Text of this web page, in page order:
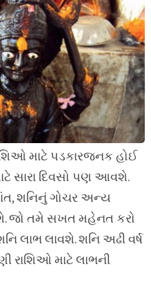
માટે પડકારજનક હોઈ
સારા દિવસો પણ આવશે.
શનિનું ગોચર અન્ય
જો તમે સખત મહેનત કરો
લાભ લાવશે. શનિ અઢી વર્ષ
રાશિઓ માટે લાભની